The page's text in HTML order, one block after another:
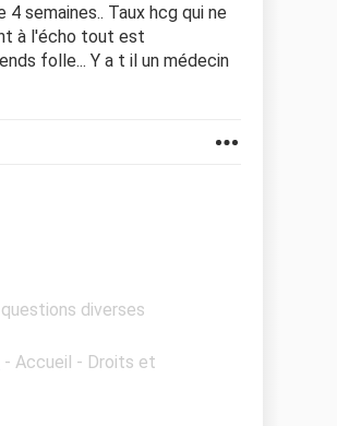
semaines.. Taux hcg qui ne
à l'écho tout est
folle... Y a t il un médecin
diverses
- Accueil - Droits et